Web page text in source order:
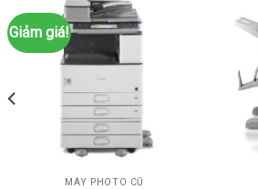
Giảm giá!
MÁY PHOTO CŨ